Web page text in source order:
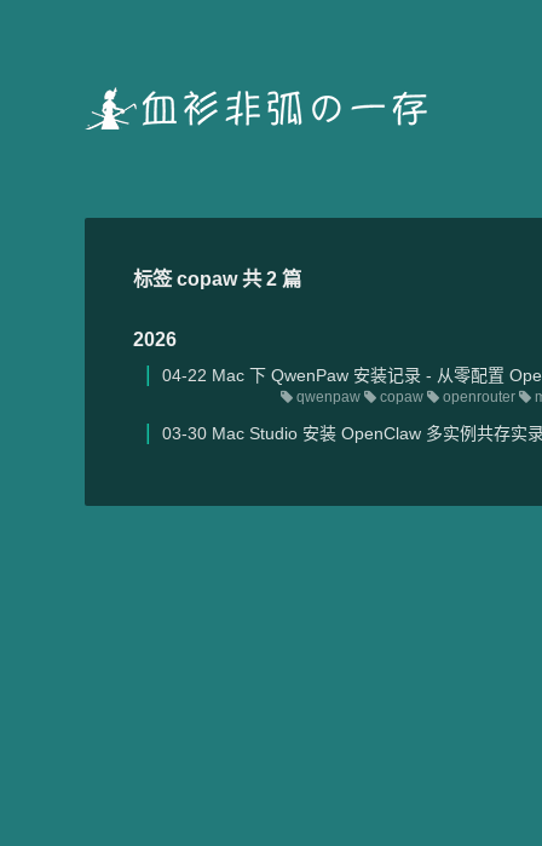
标签 copaw 共 2 篇
2026
04-22 Mac 下 QwenPaw 安装记录 - 从零配置
qwenpaw copaw openrouter
03-30 Mac Studio 安装 OpenClaw 多实例共存实